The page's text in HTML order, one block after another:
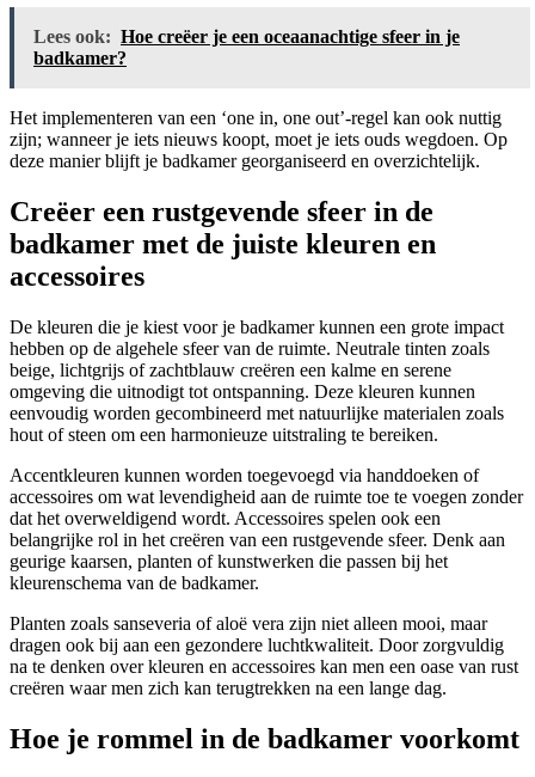
Lees ook: Hoe creëer je een oceaanachtige sfeer in je
badkamer?
Het implementeren van een ‘one in, one out’-regel kan ook nuttig
zijn; wanneer je iets nieuws koopt, moet je iets ouds wegdoen. Op
deze manier blijft je badkamer georganiseerd en overzichtelijk.
Creëer een rustgevende sfeer in de
badkamer met de juiste kleuren en
accessoires
De kleuren die je kiest voor je badkamer kunnen een grote impact
hebben op de algehele sfeer van de ruimte. Neutrale tinten zoals
beige, lichtgrijs of zachtblauw creëren een kalme en serene
omgeving die uitnodigt tot ontspanning. Deze kleuren kunnen
eenvoudig worden gecombineerd met natuurlijke materialen zoals
hout of steen om een harmonieuze uitstraling te bereiken.
Accentkleuren kunnen worden toegevoegd via handdoeken of
accessoires om wat levendigheid aan de ruimte toe te voegen zonder
dat het overweldigend wordt. Accessoires spelen ook een
belangrijke rol in het creëren van een rustgevende sfeer. Denk aan
geurige kaarsen, planten of kunstwerken die passen bij het
kleurenschema van de badkamer.
Planten zoals sanseveria of aloë vera zijn niet alleen mooi, maar
dragen ook bij aan een gezondere luchtkwaliteit. Door zorgvuldig
na te denken over kleuren en accessoires kan men een oase van rust
creëren waar men zich kan terugtrekken na een lange dag.
Hoe je rommel in de badkamer voorkomt